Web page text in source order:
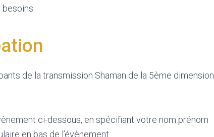
de la transmission Shaman de la 5ème dimension
ci-dessous, en spécifiant votre nom prénom
en bas de l’évènement.